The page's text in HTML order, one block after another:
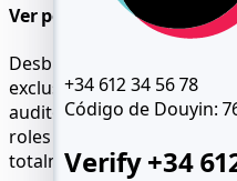
+34 612 34 56 78
Código de Douyin:
Verify +34
Ver permisos y canales
Desbloquee la visibilidad
exclusivos para
auditoría, los chats de
roles y la configuración
totalmente transparentes.